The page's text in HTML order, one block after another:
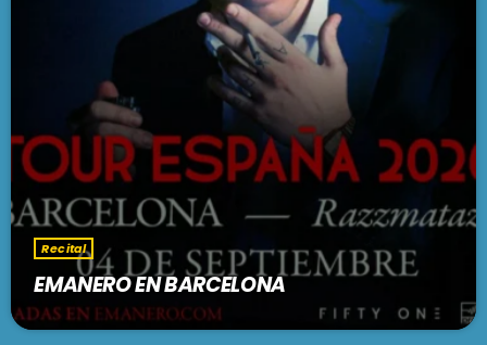
Recital
EMANERO EN BARCELONA